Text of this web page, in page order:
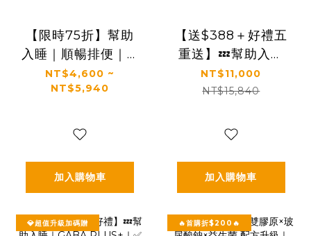
【限時75折】幫助
入睡｜順暢排便｜✅
正品保證｜【太陽
星】全效克菲爾益
包*3盒)
NT$4,600 ~
NT$5,940
加入購物車
【送$388＋好禮五
重送】💤幫助入睡
｜GABA PLUS+｜
✅正品保證｜【太陽
生菌晚安加強版八
NT$11,000
NT$15,840
加入購物車
💎超值升級加碼贈 🔥首購折$200🔥